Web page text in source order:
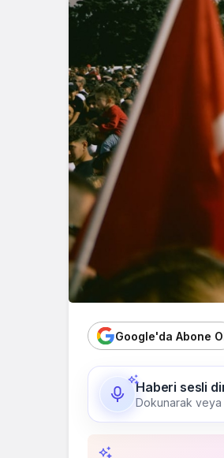
Google'da Abone
Haberi sesli
Dokunarak veya